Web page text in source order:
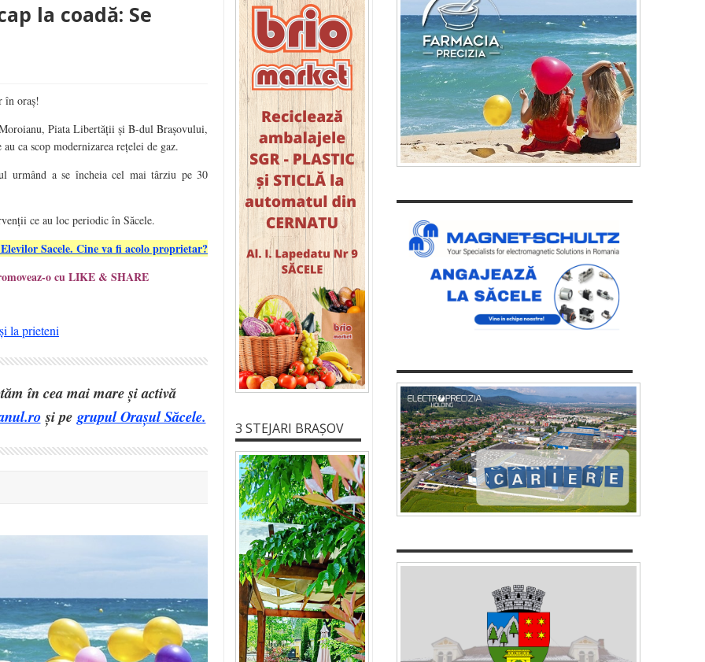
la coadă: Se
în oraș!
Piata Libertății și B-dul Brașovului,
ca scop modernizarea rețelei de gaz.
urmând a se încheia cel mai târziu pe 30
ce au loc periodic în Săcele.
Sacele. Cine va fi acolo proprietar?
o cu LIKE & SHARE
la prieteni
în cea mai mare și activă
și pe grupul Orașul Săcele.
3 STEJARI BRAȘOV